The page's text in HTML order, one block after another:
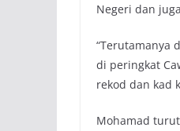
Negeri dan
“Terutamanya
di peringkat
rekod dan kad
Mohamad